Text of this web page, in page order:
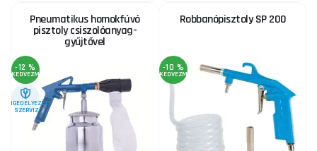
Pneumatikus homokfúvó
pisztoly csiszolóanyag-
gyűjtővel
-12 %
KEDVEZMÉNY
ENGEDÉLYEZETT
SZERVIZ
Robbanópisztoly SP 200
-10 %
KEDVEZMÉNY